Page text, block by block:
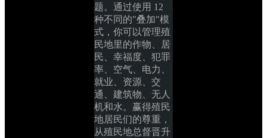
题。通过使用 12
种不同的"叠加"模
式，你可以管理殖
民地里的作物、居
民、幸福度、犯罪
率、空气、电力、
就业、资源、交
通、建筑物、无人
机和水。赢得殖民
地居民们的尊重，
从殖民地总督晋升